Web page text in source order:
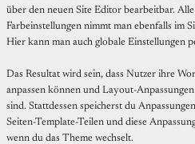
über den neuen Site Editor bearbeitbar.
Farbeinstellungen nimmt man ebenfalls im
Hier kann man auch globale Einstellungen
Das Resultat wird sein, dass Nutzer ihre
anpassen können und Layout-
sind. Stattdessen speicherst du
Seiten-Template-Teilen und diese
wenn du das Theme wechselt.